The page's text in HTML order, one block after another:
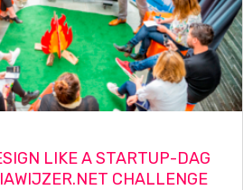
LIKE A STARTUP-DAG
CHALLENGE